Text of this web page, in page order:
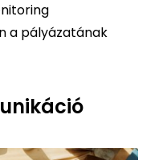
a pályázatának